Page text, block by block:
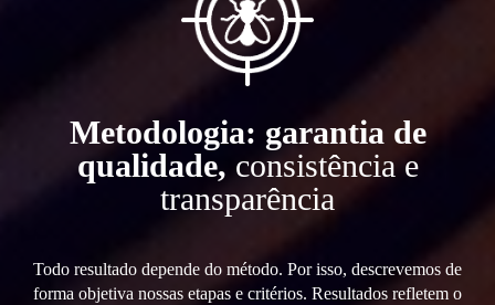
Metodologia: garantia de
qualidade, consistência e
transparência
Todo resultado depende do método. Por isso, descrevemos de
forma objetiva nossas etapas e critérios. Resultados refletem o